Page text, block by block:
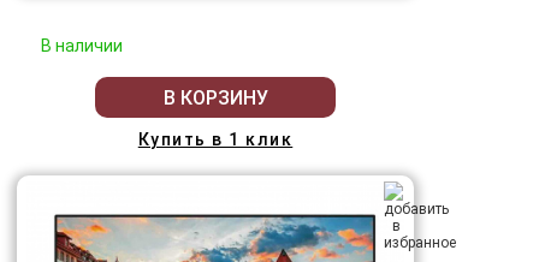
В наличии
В КОРЗИНУ
Купить в 1 клик